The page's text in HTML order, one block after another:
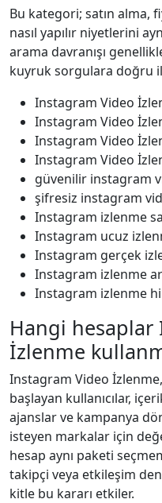
Bu kategori; satın alma,
nasıl yapılır niyetlerini
arama davranışı
kuyruk sorgulara doğru
Instagram Video
Instagram Video
Instagram Video
Instagram Video
güvenilir instagram
şifresiz instagram
Instagram izlenme
Instagram ucuz
Instagram gerçek
Instagram izlenme
Instagram izlenme
Hangi hesaplar
İzlenme
Instagram Video
başlayan kullanıcılar,
ajanslar ve kampanya
isteyen markalar için
hesap aynı paketi
takipçi veya etkileşim
kitle bu kararı etkiler.